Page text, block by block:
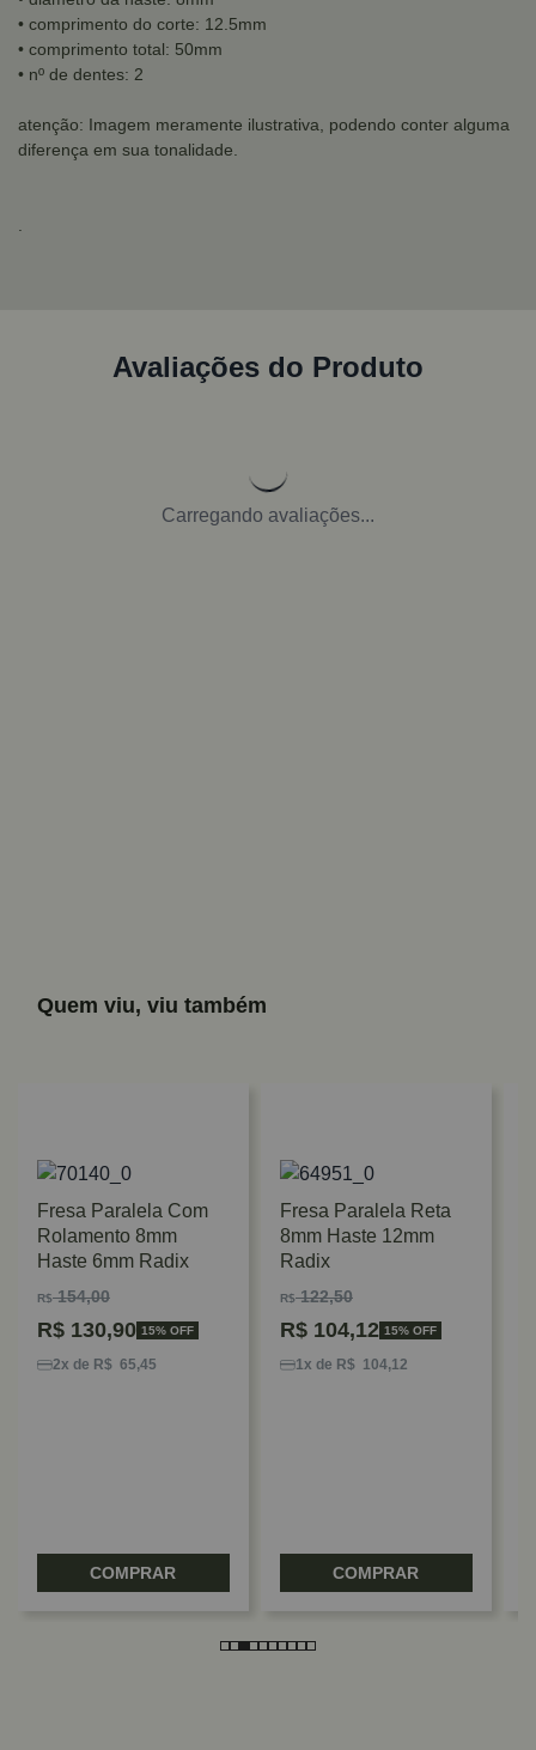
• comprimento do corte: 12.5mm
• comprimento total: 50mm
• nº de dentes: 2
atenção: Imagem meramente ilustrativa, podendo conter alguma
diferença em sua tonalidade.
Avaliações do Produto
Carregando avaliações...
Quem viu, viu também
Fresa Paralela Com
Rolamento 8mm
Haste 6mm Radix
R$154,00
R$ 130,90 15% OFF
2x de R$ 65,45
COMPRAR
Fresa Paralela Reta
8mm Haste 12mm
Radix
R$122,50
R$ 104,12 15% OFF
1x de R$ 104,12
COMPRAR